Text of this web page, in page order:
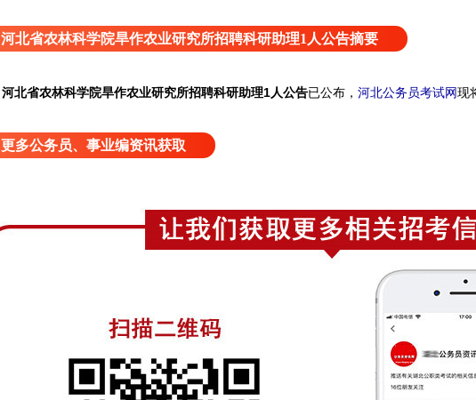
河北省农林科学院旱作农业研究所招聘科研助理1人公告摘要
河北省农林科学院旱作农业研究所招聘科研助理1人公告已公布 ， 河北公务员考试网现
更多公务员、事业编资讯获取